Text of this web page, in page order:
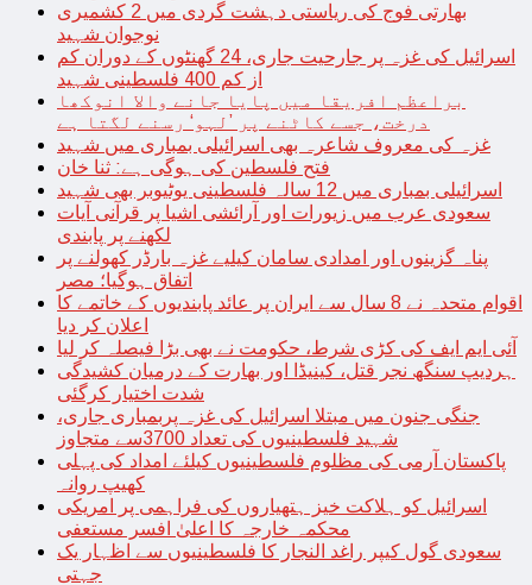
بھارتی فوج کی ریاستی دہشت گردی میں 2 کشمیری
نوجوان شہید
اسرائیل کی غزہ پر جارحیت جاری، 24 گھنٹوں کے دوران کم
از کم 400 فلسطینی شہید
براعظم افریقا میں پایا جانے والا انوکھا
درخت، جسے کاٹنے پر ’لہو‘ رسنے لگتا ہے
غزہ کی معروف شاعرہ بھی اسرائیلی بمباری میں شہید
فتح فلسطین کی ہوگی ہے: ثنا خان
اسرائیلی بمباری میں 12 سالہ فلسطینی یوٹیوبر بھی شہید
سعودی عرب میں زیورات اور آرائشی اشیا پر قرآنی آیات
لکھنے پر پابندی
پناہ گزینوں اور امدادی سامان کیلیے غزہ بارڈر کھولنے پر
اتفاق ہوگیا؛ مصر
اقوام متحدہ نے 8 سال سے ایران پر عائد پابندیوں کے خاتمے کا
اعلان کر دیا
آئی ایم ایف کی کڑی شرط، حکومت نے بھی بڑا فیصلہ کر لیا
ہردیپ سنگھ نجر قتل، کینیڈا اور بھارت کے درمیان کشیدگی
شدت اختیار کرگئی
جنگی جنون میں مبتلا اسرائیل کی غزہ پربمباری جاری،
شہید فلسطینیوں کی تعداد 3700سے متجاوز
پاکستان آرمی کی مظلوم فلسطینیوں کیلئے امداد کی پہلی
کھیپ روانہ
اسرائیل کو ہلاکت خیز ہتھیاروں کی فراہمی پر امریکی
محکمہ خارجہ کا اعلیٰ افسر مستعفی
سعودی گول کیپر راغد النجار کا فلسطینیوں سے اظہار یک
جہتی